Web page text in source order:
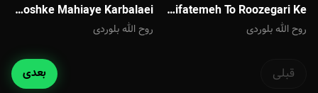
Majid Banifatemeh To Roozegari Ke
روح الله بلوردی
Majid Banifatemeh Labe Khoshke Mahiaye Karbalaei
روح الله بلوردی
قبلی بعدی